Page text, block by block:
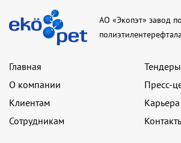
АО «Экопэт» завод
Главная
О компании
Клиентам
Сотрудникам
Тендеры
Пресс-
Карьера